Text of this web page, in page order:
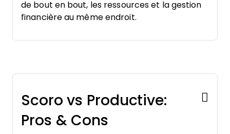
de bout en bout, les ressources et la gestion
financière au même endroit.
Scoro vs Productive:
Pros & Cons